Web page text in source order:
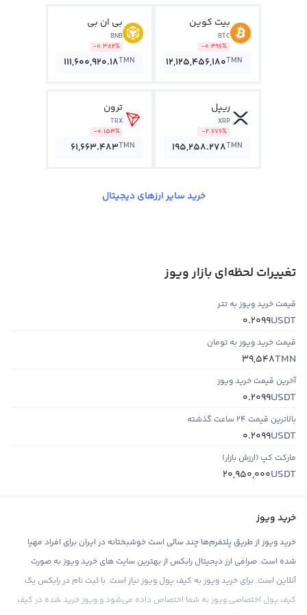
بیت کوین
BTC
-0.496%
12,125,456,180TMN
بی ان بی
BNB
-0.382%
111,600,920.18TMN
ریپل
XRP
-2.676%
195,258.278TMN
ترون
TRX
-0.153%
61,663.483TMN
خرید سایر ارزهای دیجیتال
تغییرات لحظه‌ای بازار ویوز
قیمت خرید ویوز به تتر
USDT
0.2099
قیمت خرید ویوز به تومان
TMN
39,548
آخرین قیمت خرید ویوز
USDT
0.2099
بالاترین قیمت ۲۴ ساعت گذشته
USDT
0.2099
مارکت کپ (ارزش بازار)
USDT
20,950,000
خرید ویوز
خرید ویوز از طریق پلتفرم‌ها چند سالی است خوشبختانه در ایران برای افراد مهیا
شده است. صرافی ارز دیجیتال رابکس از بهترین سایت های خرید ویوز به صورت
آنلاین است. برای خرید ویوز به کیف پول ویوز نیاز است. با ثبت نام در رابکس یک
کیف پول اختصاصی ویوز به شما اختصاص داده می‌شود و ویوز خرید شده در کیف